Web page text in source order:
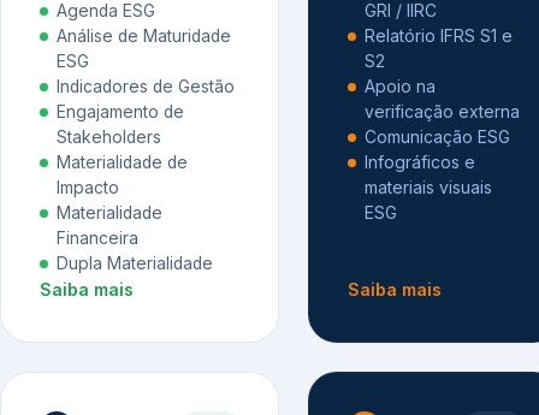
Agenda ESG
Análise de Maturidade
ESG
Indicadores de Gestão
Engajamento de
Stakeholders
Materialidade de
Impacto
Materialidade
Financeira
Dupla Materialidade
Saiba mais
GRI / IIRC
Relatório IFRS S1 e
S2
Apoio na
verificação externa
Comunicação ESG
Infográficos e
materiais visuais
ESG
Saiba mais